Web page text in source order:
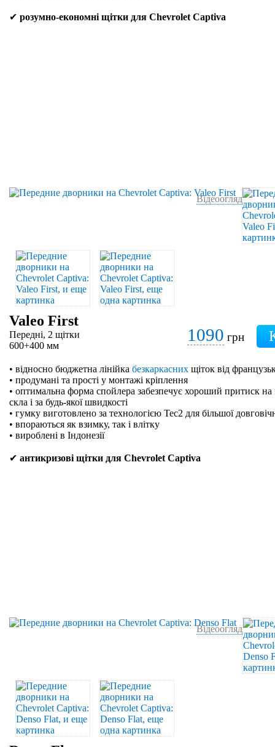
✔ розумно-економні щітки для Chevrolet Captiva
Відеоогляд
Valeo First
Передні, 2 щітки
600+400 мм
1090 грн
• відносно бюджетна лінійка безкаркасних щіток від
• продумані та прості у монтажі кріплення
• оптимальна форма спойлера забезпечує хороший притиск на
скла і за будь-якої швидкості
• гумку виготовлено за технологією Tec2 для більшої
• впораються як взимку, так і влітку
• вироблені в Індонезії
✔ антикризові щітки для Chevrolet Captiva
Відеоогляд